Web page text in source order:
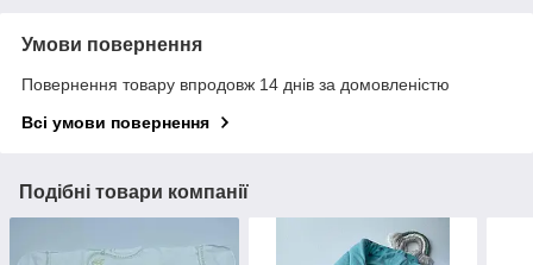
Умови повернення
Повернення товару впродовж 14 днів за домовленістю
Всі умови повернення
Подібні товари компанії